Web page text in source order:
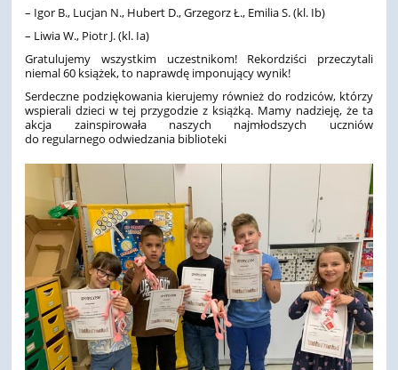
– Igor B., Lucjan N., Hubert D., Grzegorz Ł., Emilia S. (kl. Ib)
– Liwia W., Piotr J. (kl. Ia)
Gratulujemy wszystkim uczestnikom! Rekordziści przeczytali
niemal 60 książek, to naprawdę imponujący wynik!
Serdeczne podziękowania kierujemy również do rodziców, którzy
wspierali dzieci w tej przygodzie z książką. Mamy nadzieję, że ta
akcja zainspirowała naszych najmłodszych uczniów
do regularnego odwiedzania biblioteki